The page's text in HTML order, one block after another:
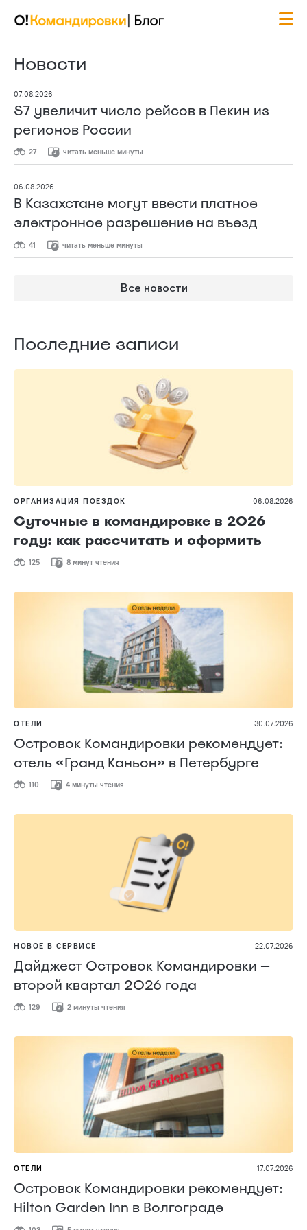
Последние записи
ОРГАНИЗАЦИЯ ПОЕЗДОК 06.08.2026
Суточные в командировке в 2026
году: как рассчитать и оформить
125 8 минут чтения
ОТЕЛИ 30.07.2026
Островок Командировки рекомендует:
отель «Гранд Каньон» в Петербурге
110 4 минуты чтения
НОВОЕ В СЕРВИСЕ 22.07.2026
Дайджест Островок Командировки —
второй квартал 2026 года
129 2 минуты чтения
Новости
07.08.2026
S7 увеличит число рейсов в Пекин из
регионов России
27 читать меньше минуты
06.08.2026
В Казахстане могут ввести платное
электронное разрешение на въезд
41 читать меньше минуты
Все новости
ОТЕЛИ 17.07.2026
Островок Командировки рекомендует:
Hilton Garden Inn в Волгограде